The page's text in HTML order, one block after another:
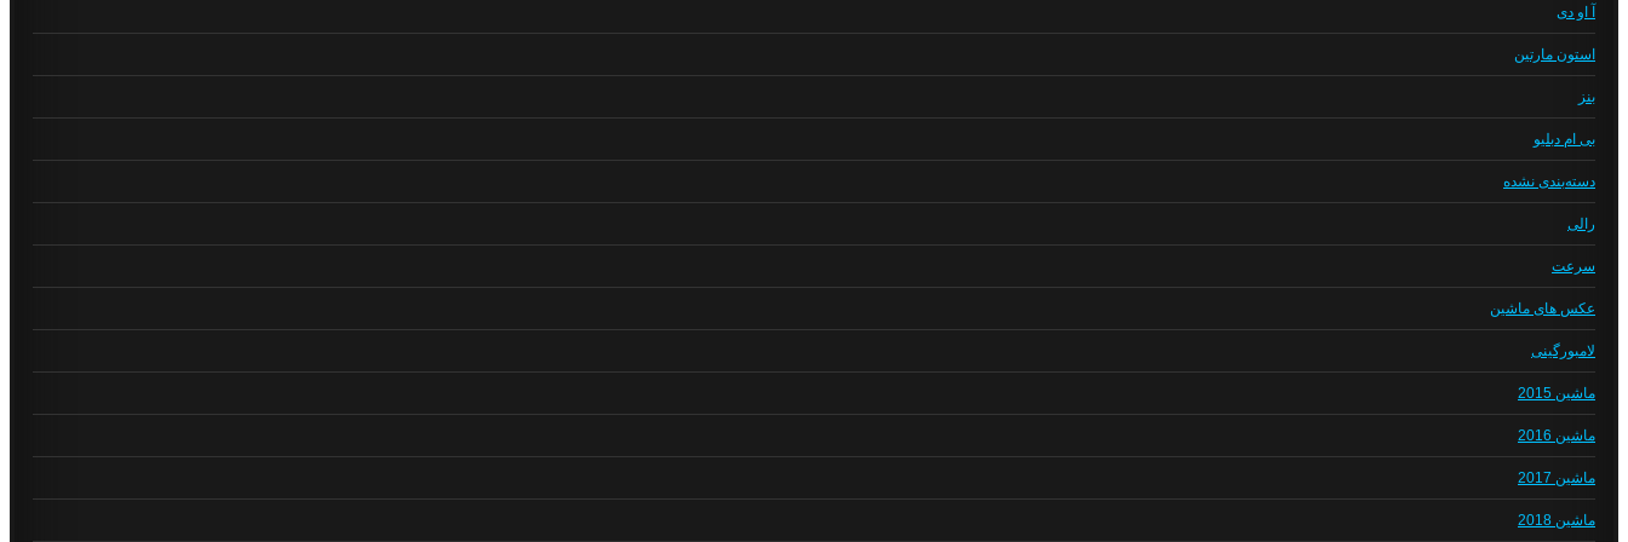
آ او دی
استون مارتین
بنز
بی ام دبلیو
دسته‌بندی نشده
رالی
سرعت
عکس های ماشین
لامبورگینی
ماشین 2015
ماشین 2016
ماشین 2017
ماشین 2018